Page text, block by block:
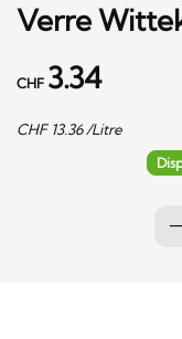
Verre
CHF 3.34
CHF 13.36/Litre